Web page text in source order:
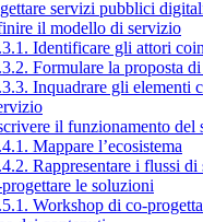
servizi pubblici
il modello di servizio
Identificare gli attori
Formulare la proposta
Inquadrare gli elementi
il funzionamento del
Mappare l’ecosistema
Rappresentare i flussi di
le soluzioni
Workshop di co-